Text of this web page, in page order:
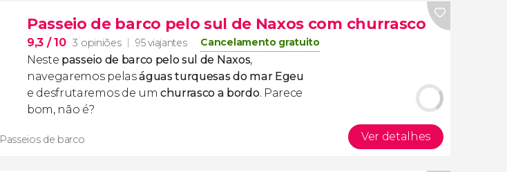
Passeio de barco pelo sul de Naxos com churrasco
9,3 / 10 3 opiniões 95 viajantes Cancelamento gratuito
Neste passeio de barco pelosul de Naxos,
navegaremos pelaságuas turquesas do mar Egeu
e desfrutaremos de um churrasco a bordo. Parece
bom, não é?
Passeios de barco Ver detalhes